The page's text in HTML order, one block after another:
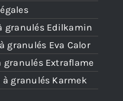
granulés Edilkamin
granulés Eva Calor
granulés Extraflame
à granulés Karmek